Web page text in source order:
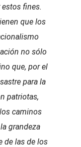
fines.
que los
no sólo
que, por el
para la
patriotas,
caminos
grandeza
de las de los